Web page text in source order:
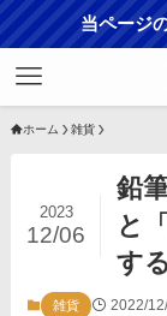
当ページ
ホーム 雑貨
鉛
と
す
2023
12/06
雑貨 2022/